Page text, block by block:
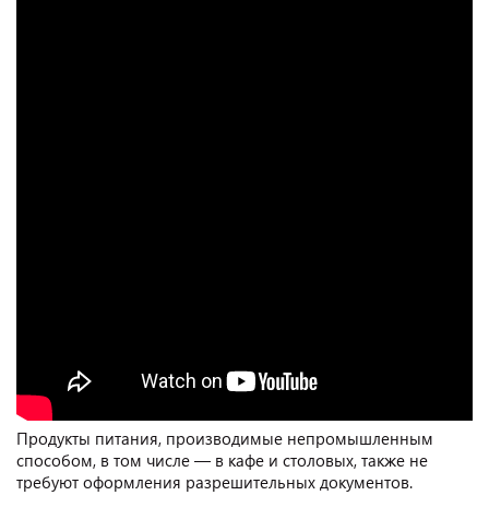
Продукты питания, производимые непромышленным
способом, в том числе — в кафе и столовых, также не
требуют оформления разрешительных документов.